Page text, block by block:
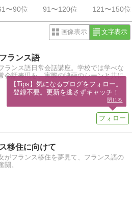
〜90位 91〜120位 121〜150位
画像表示 文字表示
ランス語
ランス語日常会話講座。学校では学べな
会話表現を、実際の映画のシーンと共に
移住に向けて
がフランス移住を夢見て、フランス語の
闘。
【Tips】気になるブログをフォロー。
登録不要。更新を逃さずキャッチ！
閉じる